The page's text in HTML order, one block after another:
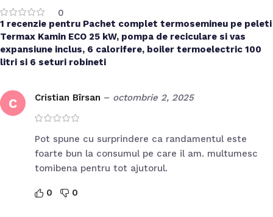
0
1 recenzie pentru Pachet complet termosemineu pe peleti
Termax Kamin ECO 25 kW, pompa de reciculare si vas
expansiune inclus, 6 calorifere, boiler termoelectric 100
litri si 6 seturi robineti
C Cristian Bîrsan – octombrie 2, 2025
Pot spune cu surprindere ca randamentul este
foarte bun la consumul pe care il am. multumesc
tomibena pentru tot ajutorul.
0 0